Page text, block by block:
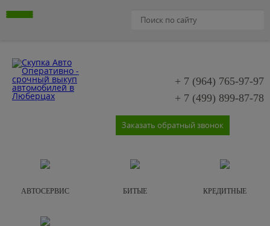
+ 7 (964) 765-97-97
+ 7 (499) 899-87-78
Заказать обратный звонок
АВТОСЕРВИС БИТЫЕ КРЕДИТНЫЕ